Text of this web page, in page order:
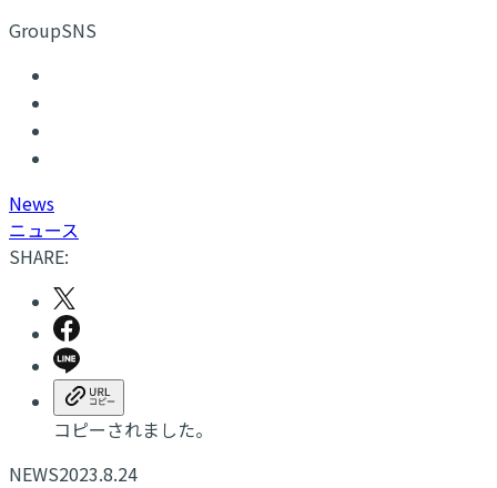
GroupSNS
News
ニュース
SHARE:
コピーされました。
NEWS2023.8.24